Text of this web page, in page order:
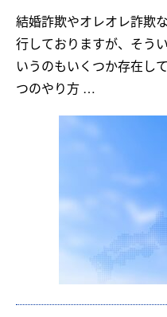
結婚詐欺やオレオレ詐欺
行しておりますが、そう
いうのもいくつか存在し
つのやり方 …